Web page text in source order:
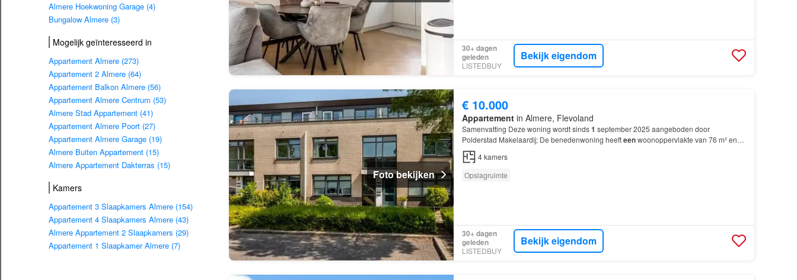
Almere Hoekwoning Garage (4)
Bungalow Almere (3)
Mogelijk geïnteresseerd in
Appartement Almere (273)
Appartement 2 Almere (64)
Appartement Balkon Almere (56)
Appartement Almere Centrum (53)
Almere Stad Appartement (41)
Appartement Almere Poort (27)
Appartement Almere Garage (19)
Almere Buiten Appartement (15)
Almere Appartement Dakterras (15)
Kamers
Appartement 3 Slaapkamers Almere (154)
Appartement 4 Slaapkamers Almere (43)
Almere Appartement 2 Slaapkamers (29)
Appartement 1 Slaapkamer Almere (7)
30+ dagen
geleden
LISTEDBUY
Bekijk eigendom
Foto bekijken
€ 10.000
Appartementin Almere, Flevoland
Samenvatting Deze woning wordt sinds1 september 2025 aangeboden door
Polderstad Makelaardij; De benedenwoning heefteenwoonoppervlakte van 76 m² en
beschikt over 4 kamers, waarvan 2 slaapkamers; De woning is gebouwd In 1979…
4kamers
Opslagruimte
30+ dagen
geleden
LISTEDBUY
Bekijk eigendom